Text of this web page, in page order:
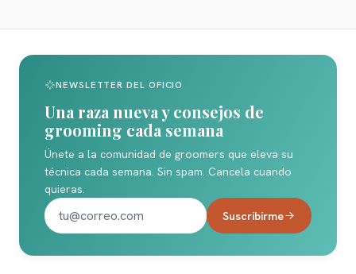
NEWSLETTER DEL OFICIO
Una raza nueva y consejos de
grooming cada semana
Únete a la comunidad de groomers que eleva su
técnica cada semana. Sin spam. Cancela cuando
quieras.
Suscribirme